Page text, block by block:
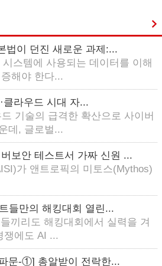
법이 던진 새로운 과제:...
스템에 사용되는 데이터를 이해
해야 한다...
클라우드 시대 자...
기술의 급격한 확산으로 사이버
데, 글로벌...
보안 테스트서 가짜 신원 ...
가 앤트로픽의 미토스(Mythos)
들만의 해킹대회 열린...
끼리도 해킹대회에서 실력을 겨
쟁에도 AI ...
문-①] 총알받이 전락한...